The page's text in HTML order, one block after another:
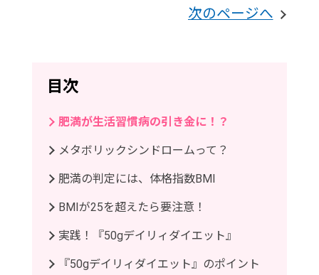
次のページへ
目次
肥満が生活習慣病の引き金に！？
メタボリックシンドロームって？
肥満の判定には、体格指数BMI
BMIが25を超えたら要注意！
実践！『50gデイリィダイエット』
『50gデイリィダイエット』のポイント